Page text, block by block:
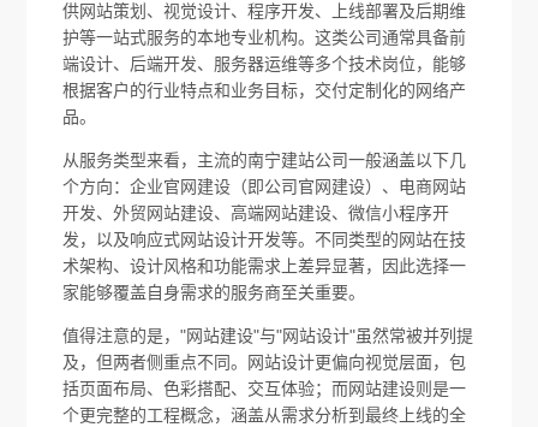
供网站策划、视觉设计、程序开发、上线部署及后期维
护等一站式服务的本地专业机构。这类公司通常具备前
端设计、后端开发、服务器运维等多个技术岗位，能够
根据客户的行业特点和业务目标，交付定制化的网络产
品。
从服务类型来看，主流的南宁建站公司一般涵盖以下几
个方向：企业官网建设（即公司官网建设）、电商网站
开发、外贸网站建设、高端网站建设、微信小程序开
发，以及响应式网站设计开发等。不同类型的网站在技
术架构、设计风格和功能需求上差异显著，因此选择一
家能够覆盖自身需求的服务商至关重要。
值得注意的是，"网站建设"与"网站设计"虽然常被并列提
及，但两者侧重点不同。网站设计更偏向视觉层面，包
括页面布局、色彩搭配、交互体验；而网站建设则是一
个更完整的工程概念，涵盖从需求分析到最终上线的全